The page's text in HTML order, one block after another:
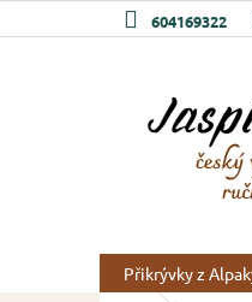
na
604169322
Přikrývky z